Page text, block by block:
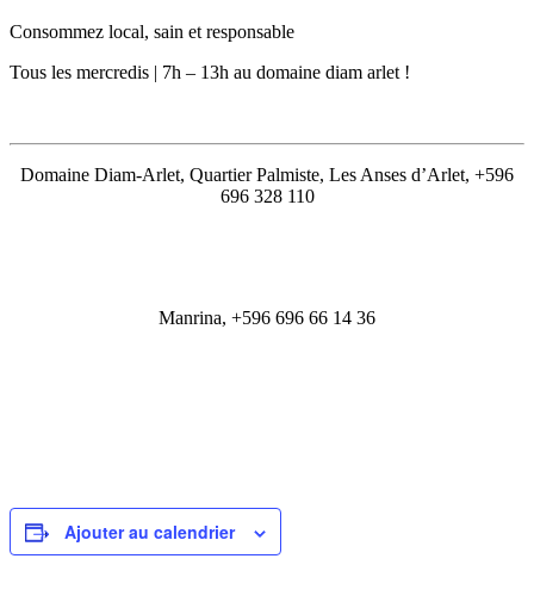
Consommez local, sain et responsable
Tous les mercredis | 7h – 13h au domaine diam arlet !
Domaine Diam-Arlet, Quartier Palmiste, Les Anses d’Arlet, +596
696 328 110
Manrina, +596 696 66 14 36
Ajouter au calendrier